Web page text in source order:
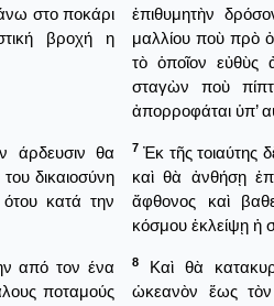
στο ποκάρι
βροχή η
ἐπιθυμητὴν
μαλλίου ποὺ πρὸ
τὸ ὁποῖον
σταγὼν ποὺ
ἀπορροφάται ὑπ’
άρδευσιν θα
δικαιοσύνη
ότου κατά την
7 Ἐκ τῆς τοιαύτης
καὶ θὰ ἀνθήσῃ
ἄφθονος καὶ
κόσμου ἐκλείψῃ ἡ
από τον ένα
ποταμούς
8
Καὶ θὰ
ὠκεανὸν ἕως